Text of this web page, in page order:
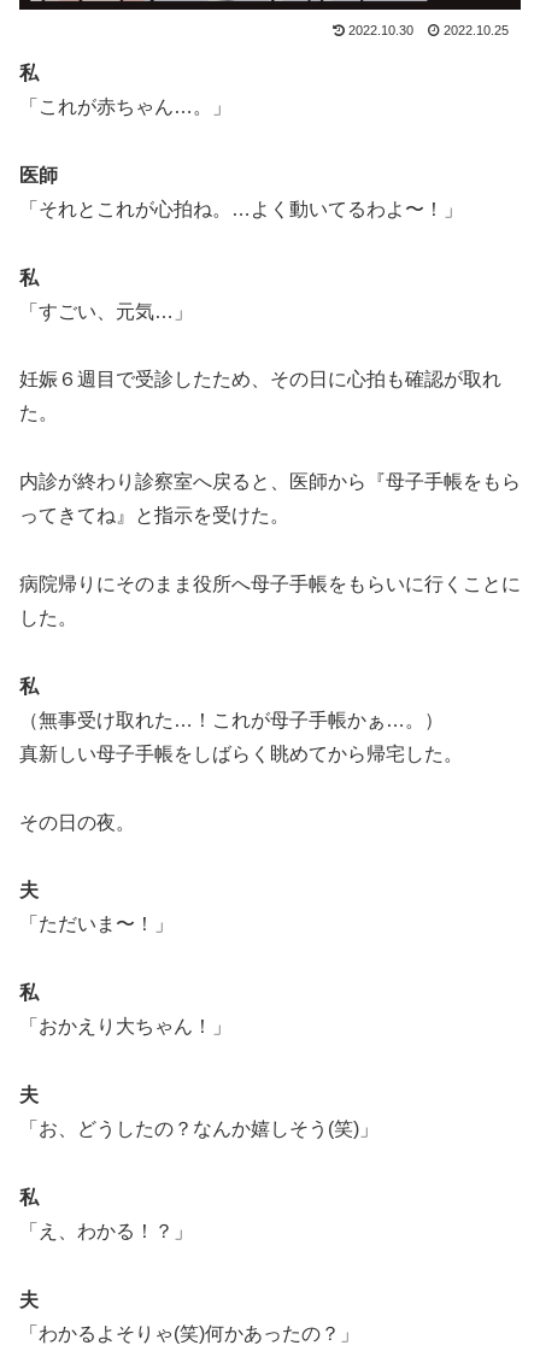
2022.10.30 2022.10.25
私
「これが赤ちゃん…。」
医師
「それとこれが心拍ね。…よく動いてるわよ〜！」
私
「すごい、元気…」
妊娠６週目で受診したため、その日に心拍も確認が取れ
た。
内診が終わり診察室へ戻ると、医師から『母子手帳をもら
ってきてね』と指示を受けた。
病院帰りにそのまま役所へ母子手帳をもらいに行くことに
した。
私
（無事受け取れた…！これが母子手帳かぁ…。）
真新しい母子手帳をしばらく眺めてから帰宅した。
その日の夜。
夫
「ただいま〜！」
私
「おかえり大ちゃん！」
夫
「お、どうしたの？なんか嬉しそう(笑)」
私
「え、わかる！？」
夫
「わかるよそりゃ(笑)何かあったの？」